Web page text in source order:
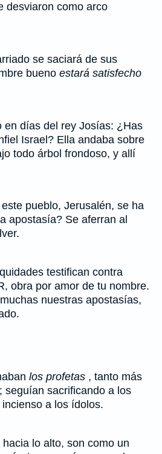
desviaron como arco
se saciará de sus
bueno estará satisfecho
en días del rey Josías: ¿Has
Israel? Ella andaba sobre
todo árbol frondoso, y allí
pueblo, Jerusalén, se ha
apostasía? Se aferran al
testifican contra
obra por amor de tu nombre.
nuestras apostasías,
los profetas , tanto más
seguían sacrificando a los
a los ídolos.
hacia lo alto, son como un